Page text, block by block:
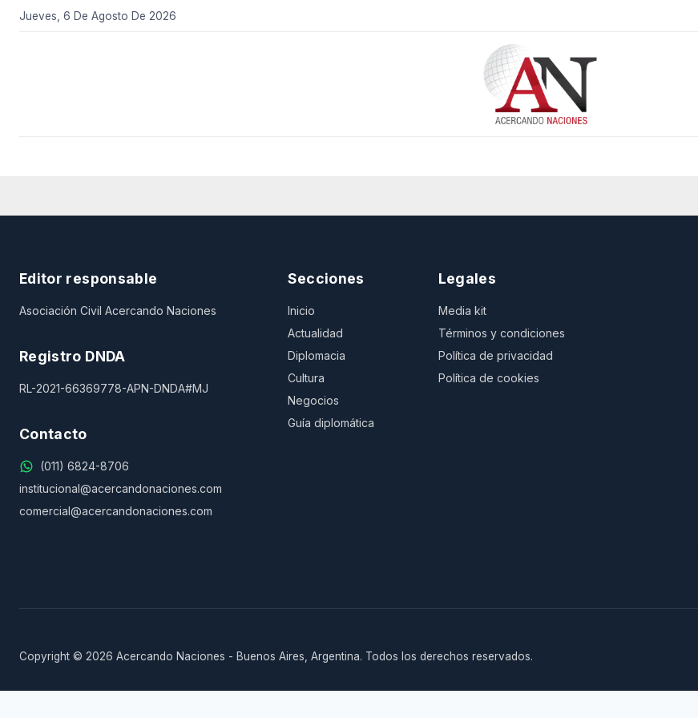
Jueves, 6 De Agosto De 2026
Editor responsable
Asociación Civil Acercando Naciones
Registro DNDA
RL-2021-66369778-APN-DNDA#MJ
Contacto
(011) 6824-8706
institucional@acercandonaciones.com
comercial@acercandonaciones.com
Secciones
Inicio
Actualidad
Diplomacia
Cultura
Negocios
Guía diplomática
Legales
Media kit
Términos y condiciones
Política de privacidad
Política de cookies
Copyright © 2026 Acercando Naciones - Buenos Aires, Argentina. Todos los derechos reservados.